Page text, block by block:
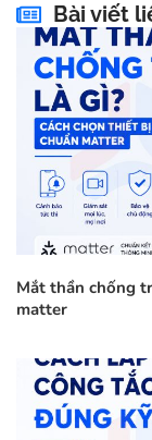
Bài viết
Mắt thần chống
matter